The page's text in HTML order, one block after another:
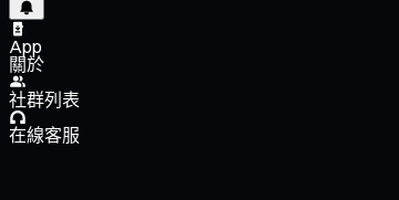
App
關於
社群列表
在線客服